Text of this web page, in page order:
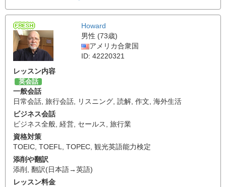
Howard
男性 (73歳)
アメリカ合衆国
ID: 42220321
レッスン内容
英会話
一般会話
日常会話, 旅行会話, リスニング, 読解, 作文, 海外生活
ビジネス会話
ビジネス全般, 経営, セールス, 旅行業
資格対策
TOEIC, TOEFL, TOPEC, 観光英語能力検定
添削や翻訳
添削 , 翻訳(日本語→英語)
レッスン料金